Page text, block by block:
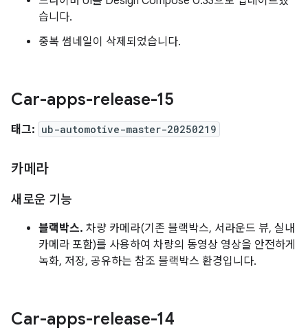
습니다.
중복 썸네일이 삭제되었습니다.
Car-apps-release-15
태그: ub-automotive-master-20250219
카메라
새로운 기능
블랙박스. 차량 카메라(기존 블랙박스, 서라운드 뷰, 실내
카메라 포함)를 사용하여 차량의 동영상 영상을 안전하게
녹화, 저장, 공유하는 참조 블랙박스 환경입니다.
Car-apps-release-14